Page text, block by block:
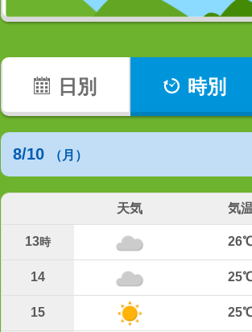
日別 時別
8/10 （月）
天気 気
13時
14
15